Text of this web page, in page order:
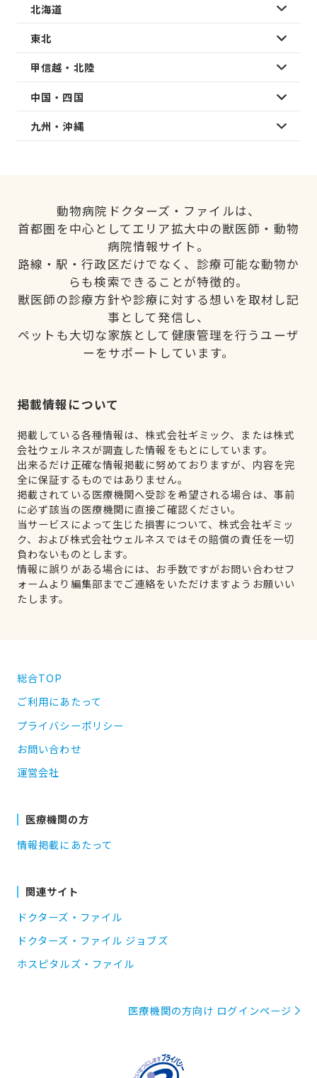
北海道
東北
甲信越・北陸
中国・四国
九州・沖縄
動物病院ドクターズ・ファイルは、
首都圏を中心としてエリア拡大中の獣医師・動物
病院情報サイト。
路線・駅・行政区だけでなく、診療可能な動物か
らも検索できることが特徴的。
獣医師の診療方針や診療に対する想いを取材し記
事として発信し、
ペットも大切な家族として健康管理を行うユーザ
ーをサポートしています。
掲載情報について
掲載している各種情報は、株式会社ギミック、または株式
会社ウェルネスが調査した情報をもとにしています。
出来るだけ正確な情報掲載に努めておりますが、内容を完
全に保証するものではありません。
掲載されている医療機関へ受診を希望される場合は、事前
に必ず該当の医療機関に直接ご確認ください。
当サービスによって生じた損害について、株式会社ギミッ
ク、および株式会社ウェルネスではその賠償の責任を一切
負わないものとします。
情報に誤りがある場合には、お手数ですがお問い合わせフ
ォームより編集部までご連絡をいただけますようお願いい
たします。
総合TOP
ご利用にあたって
プライバシーポリシー
お問い合わせ
運営会社
医療機関の方
情報掲載にあたって
関連サイト
ドクターズ・ファイル
ドクターズ・ファイル ジョブズ
ホスピタルズ・ファイル
医療機関の方向け ログインページ